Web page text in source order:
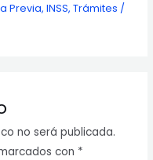
Previa,INSS,Trámites /
no será publicada.
con *